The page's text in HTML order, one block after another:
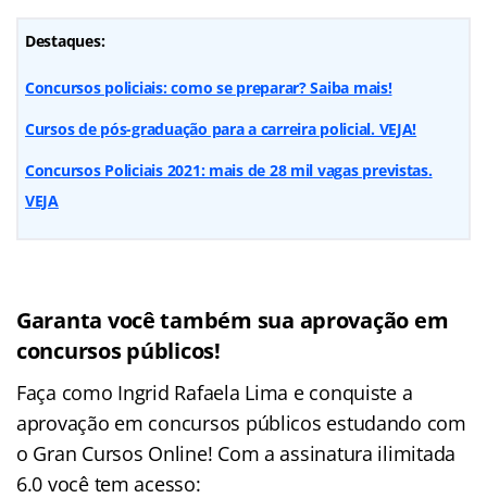
Destaques:
Concursos policiais: como se preparar? Saiba mais!
Cursos de pós-graduação para a carreira policial. VEJA!
Concursos Policiais 2021: mais de 28 mil vagas previstas.
VEJA
Garanta você também sua aprovação em
concursos públicos!
Faça como Ingrid Rafaela Lima e conquiste a
aprovação em concursos públicos estudando com
o Gran Cursos Online! Com a assinatura ilimitada
6.0 você tem acesso: